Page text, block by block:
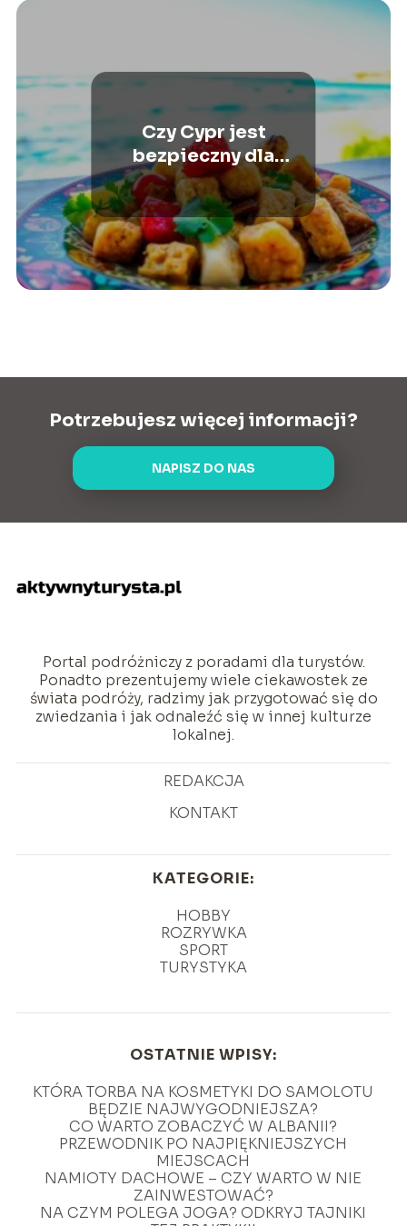
Czy Cypr jest
bezpieczny dla
turystów? Sprawdź
najnowsze informacje!
Potrzebujesz więcej informacji?
NAPISZ DO NAS
Portal podróżniczy z poradami dla turystów.
Ponadto prezentujemy wiele ciekawostek ze
świata podróży, radzimy jak przygotować się do
zwiedzania i jak odnaleźć się w innej kulturze
lokalnej.
REDAKCJA
KONTAKT
KATEGORIE:
HOBBY
ROZRYWKA
SPORT
TURYSTYKA
OSTATNIE WPISY:
KTÓRA TORBA NA KOSMETYKI DO SAMOLOTU
BĘDZIE NAJWYGODNIEJSZA?
CO WARTO ZOBACZYĆ W ALBANII?
PRZEWODNIK PO NAJPIĘKNIEJSZYCH
MIEJSCACH
NAMIOTY DACHOWE – CZY WARTO W NIE
ZAINWESTOWAĆ?
NA CZYM POLEGA JOGA? ODKRYJ TAJNIKI